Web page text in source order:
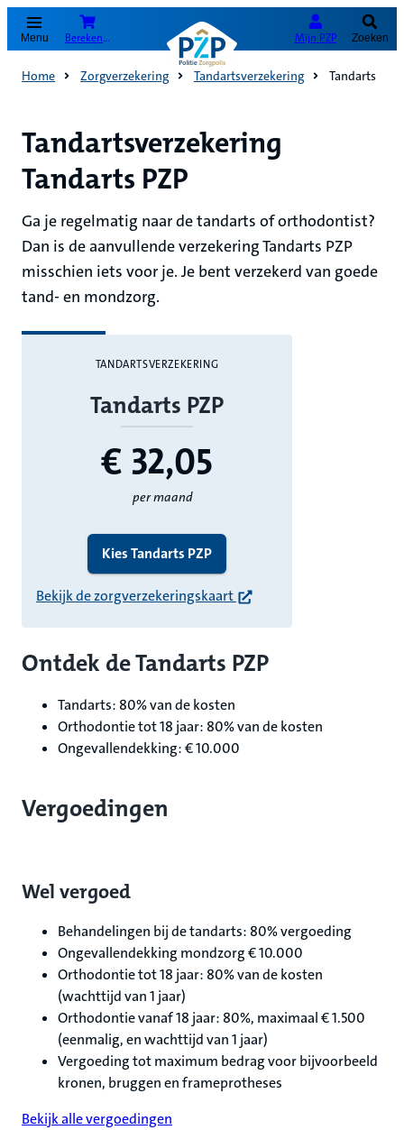
Menu Bereken je premie Mijn PZP Zoeken
Home Zorgverzekering Tandartsverzekering Tandarts
Tandartsverzekering
Tandarts PZP
Ga je regelmatig naar de tandarts of orthodontist?
Dan is de aanvullende verzekering Tandarts PZP
misschien iets voor je. Je bent verzekerd van goede
tand- en mondzorg.
TANDARTSVERZEKERING
Tandarts PZP
€ 32,05
per maand
Kies Tandarts PZP
Bekijk de zorgverzekeringskaart
Ontdek de Tandarts PZP
Tandarts: 80% van de kosten
Orthodontie tot 18 jaar: 80% van de kosten
Ongevallendekking: € 10.000
Vergoedingen
Wel vergoed
Behandelingen bij de tandarts: 80% vergoeding
Ongevallendekking mondzorg € 10.000
Orthodontie tot 18 jaar: 80% van de kosten
(wachttijd van 1 jaar)
Orthodontie vanaf 18 jaar: 80%, maximaal € 1.500
(eenmalig, en wachttijd van 1 jaar)
Vergoeding tot maximum bedrag voor bijvoorbeeld
kronen, bruggen en frameprotheses
Bekijk alle vergoedingen